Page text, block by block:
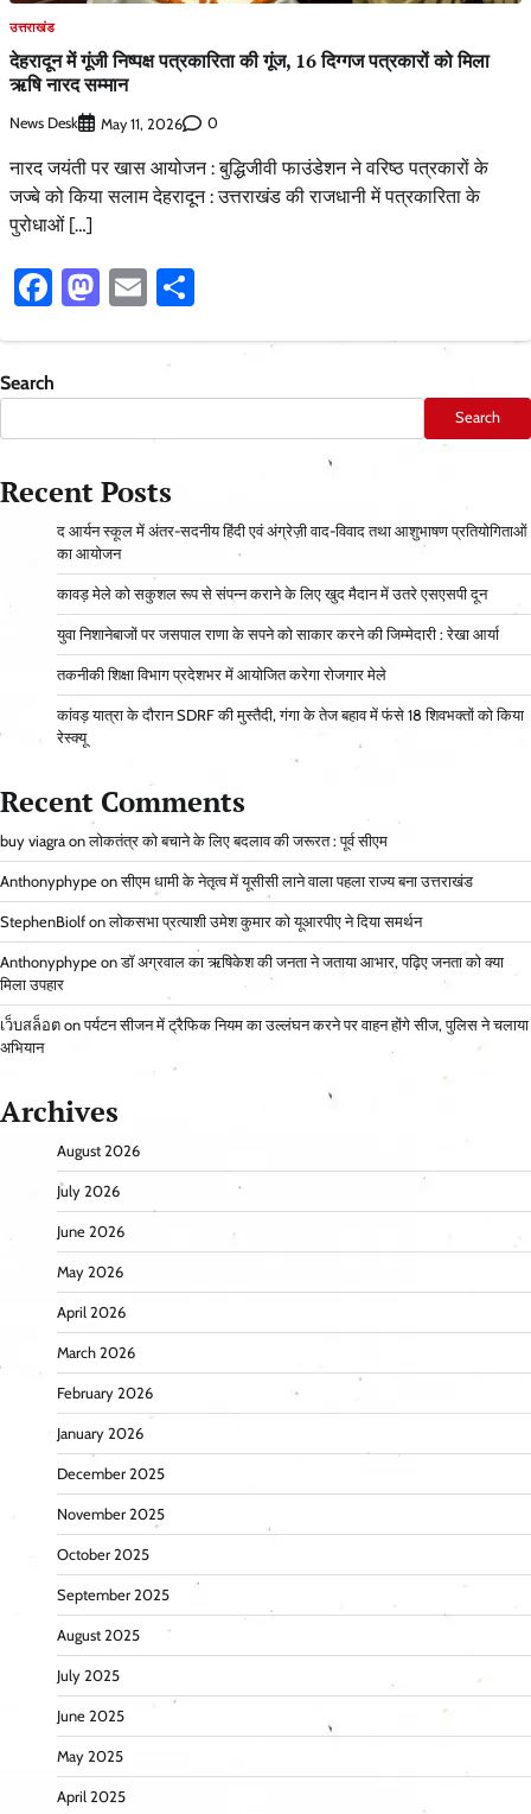
उत्तराखंड
देहरादून में गूंजी निष्पक्ष पत्रकारिता की गूंज, 16 दिग्गज पत्रकारों को मिला
ऋषि नारद सम्मान
News Desk May 11, 2026 0
नारद जयंती पर खास आयोजन : बुद्धिजीवी फाउंडेशन ने वरिष्ठ पत्रकारों के
जज्बे को किया सलाम देहरादून : उत्तराखंड की राजधानी में पत्रकारिता के
पुरोधाओं […]
Facebook
Mastodon
Email
Search
Search
Recent Posts
द आर्यन स्कूल में अंतर-सदनीय हिंदी एवं अंग्रेज़ी वाद-विवाद तथा आशुभाषण प्रतियोगिताओं
का आयोजन
कावड़ मेले को सकुशल रूप से संपन्न कराने के लिए खुद मैदान में उतरे एसएसपी दून
युवा निशानेबाजों पर जसपाल राणा के सपने को साकार करने की जिम्मेदारी : रेखा आर्या
तकनीकी शिक्षा विभाग प्रदेशभर में आयोजित करेगा रोजगार मेले
कांवड़ यात्रा के दौरान SDRF की मुस्तैदी, गंगा के तेज बहाव में फंसे 18 शिवभक्तों को किया
रेस्क्यू
Recent Comments
buy viagra onलोकतंत्र को बचाने के लिए बदलाव की जरूरत : पूर्व सीएम
Anthonyphype onसीएम धामी के नेतृत्व में यूसीसी लाने वाला पहला राज्य बना उत्तराखंड
StephenBiolf onलोकसभा प्रत्याशी उमेश कुमार को यूआरपीए ने दिया समर्थन
Anthonyphype onडॉ अग्रवाल का ऋषिकेश की जनता ने जताया आभार, पढ़िए जनता को क्या
मिला उपहार
เว็บสล็อต onपर्यटन सीजन में ट्रैफिक नियम का उल्लंघन करने पर वाहन होंगे सीज, पुलिस ने चलाया
अभियान
Archives
August 2026
July 2026
June 2026
May 2026
April 2026
March 2026
February 2026
January 2026
December 2025
November 2025
October 2025
September 2025
August 2025
July 2025
June 2025
May 2025
April 2025